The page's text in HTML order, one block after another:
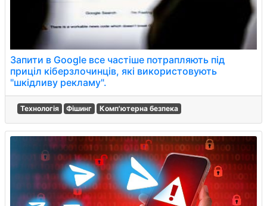
Запити в Google все частіше потрапляють під
приціл кіберзлочинців, які використовують
"шкідливу рекламу".
Технологія Фішинг Комп'ютерна безпека